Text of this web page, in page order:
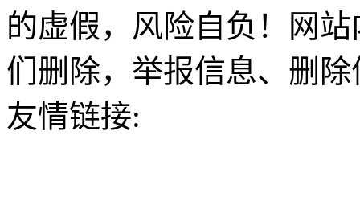
的虚假，风险自负！网
们删除，举报信息、删
友情链接: